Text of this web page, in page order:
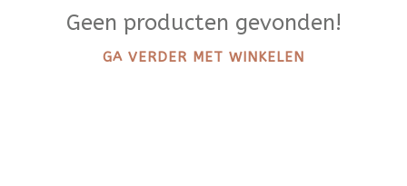
Geen producten gevonden!
GA VERDER MET WINKELEN